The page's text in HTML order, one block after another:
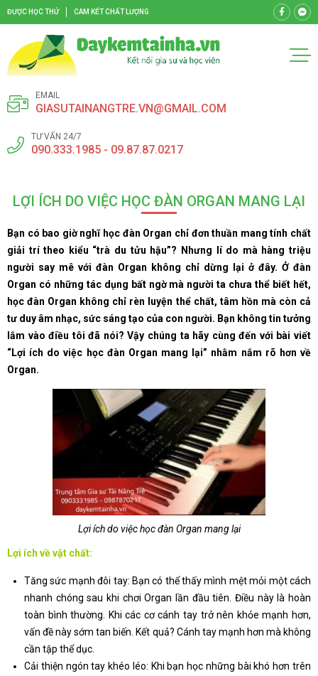
ĐƯỢC HỌC THỬ CAM KẾT CHẤT LƯỢNG
EMAIL
GIASUTAINANGTRE.VN@GMAIL.COM
TƯ VẤN 24/7
090.333.1985 - 09.87.87.0217
LỢI ÍCH DO VIỆC HỌC ĐÀN ORGAN MANG LẠI
Bạn có bao giờ nghĩ học đàn Organ chỉ đơn thuần mang tính chất
giải trí theo kiểu “trà du tửu hậu”? Nhưng lí do mà hàng triệu
người say mê với đàn Organ không chỉ dừng lại ở đây. Ở đàn
Organ có những tác dụng bất ngờ mà người ta chưa thể biết hết,
học đàn Organ không chỉ rèn luyện thể chất, tâm hồn mà còn cả
tư duy âm nhạc, sức sáng tạo của con người. Bạn không tin tưởng
lắm vào điều tôi đã nói? Vậy chúng ta hãy cùng đến với bài viết
“Lợi ích do việc học đàn Organ mang lại” nhằm nắm rõ hơn về
Organ.
Lợi ích do việc học đàn Organ mang lại
Lợi ích về vật chất:
Tăng sức mạnh đôi tay: Bạn có thể thấy mình mệt mỏi một cách
nhanh chóng sau khi chơi Organ lần đầu tiên. Điều này là hoàn
toàn bình thường. Khi các cơ cánh tay trở nên khỏe mạnh hơn,
vấn đề này sớm tan biến. Kết quả? Cánh tay mạnh hơn mà không
cần tập thể dục.
Cải thiện ngón tay khéo léo: Khi bạn học những bài khó hơn trên